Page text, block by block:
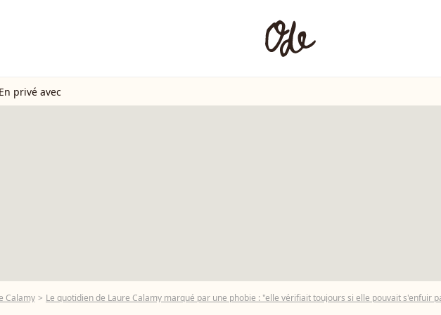
En privé avec
Calamy Le quotidien de Laure Calamy marqué par une phobie : "elle vérifiait toujours si elle pouvait s'enfuir